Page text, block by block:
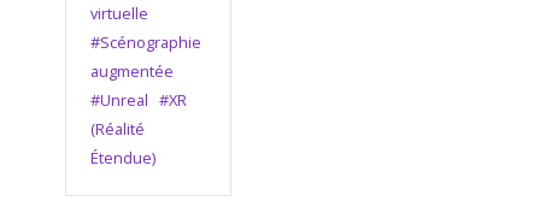
virtuelle
#Scénographie
augmentée
#Unreal#XR
(Réalité
Étendue)